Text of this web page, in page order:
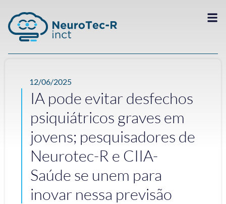
12/06/2025
IA pode evitar desfechos
psiquiátricos graves em
jovens; pesquisadores de
Neurotec-R e CIIA-
Saúde se unem para
inovar nessa previsão